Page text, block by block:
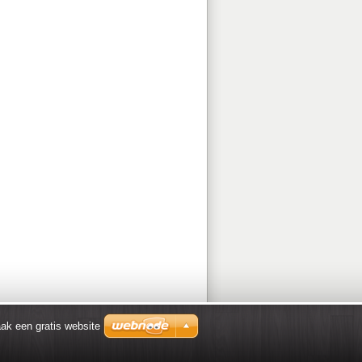
een gratis website